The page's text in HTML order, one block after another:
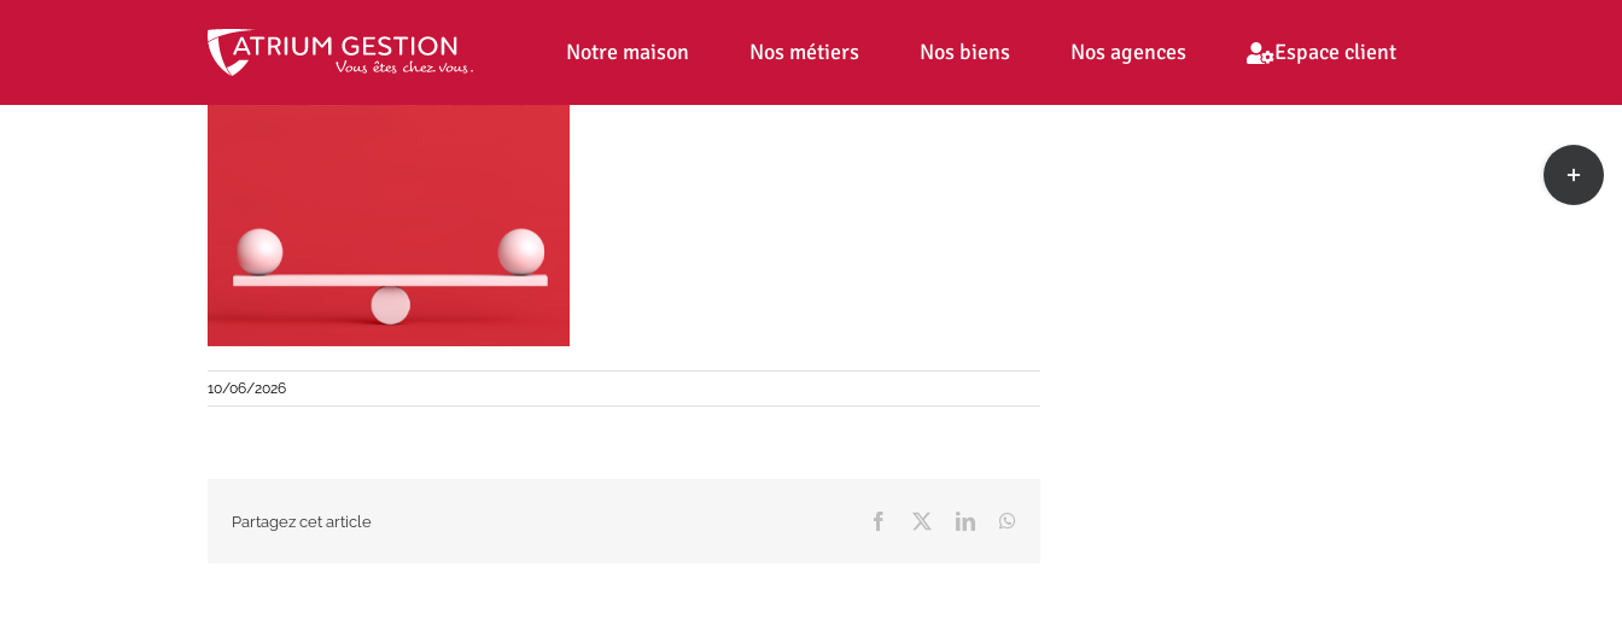
Notre maison Nos métiers Nos biens Nos agences Espace client
10/06/2026
Partagez cet article Facebook LinkedIn
Toggle
Sliding
Bar